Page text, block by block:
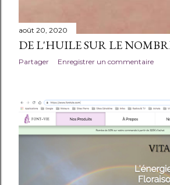
août 20, 2020
DE L'HUILE SUR LE
Partager Enregistrer un commentaire